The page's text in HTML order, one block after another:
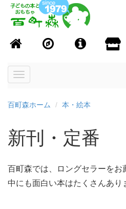
Toggle
百町森ホーム 本・絵本
新刊・定番
百町森では、ロングセラーを
中にも面白い本はたくさんあり